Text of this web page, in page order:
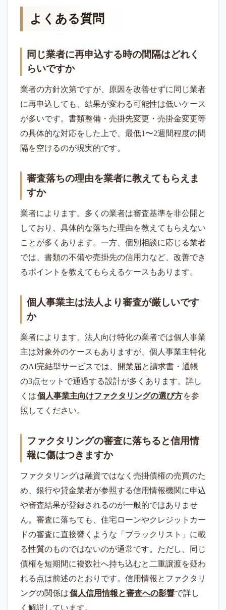
よくある質問
同じ業者に再申込する時の間隔はどれく
らいですか
業者の方針次第ですが、原因を改善せずに同じ業者
に再申込しても、結果が変わる可能性は低いケース
が多いです。書類整備・売掛先変更・売掛金変更等
の具体的な対応をした上で、最低1〜2週間程度の間
隔を空けるのが現実的です。
審査落ちの理由を業者に教えてもらえま
すか
業者によります。多くの業者は審査基準を非公開と
しており、具体的な落ちた理由を教えてもらえない
ことが多くあります。一方、個別相談に応じる業者
では、書類の不備や売掛先の信用力など、改善でき
るポイントを教えてもらえるケースもあります。
個人事業主は法人より審査が厳しいです
か
業者によります。法人向け特化の業者では個人事業
主は対象外のケースもありますが、個人事業主特化
のAI完結型サービスでは、開業届と請求書・通帳
の3点セットで通過する設計が多くあります。詳し
くは個人事業主向けファクタリングの選び方 を参
照してください。
ファクタリングの審査に落ちると信用情
報に傷はつきますか
ファクタリングは融資ではなく売掛債権の売買のた
め、銀行や貸金業者が参照する信用情報機関に申込
や審査結果が登録されるのが一般的ではありませ
ん。審査に落ちても、住宅ローンやクレジットカー
ドの審査に直接響くような「ブラックリスト」に載
る性質のものではないのが通常です。ただし、同じ
債権を短期間に複数社へ持ち込むと二重譲渡を疑わ
れる点は前述のとおりです。信用情報とファクタリ
ングの関係は個人信用情報と審査への影響で詳し
く解説しています。